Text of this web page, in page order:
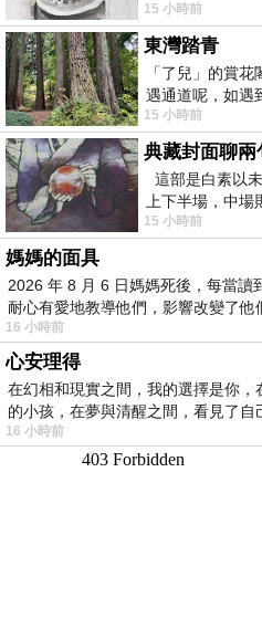
15 小時前
東灣踏青
「了兒」的賞
遇通道呢，如遇
細賞。
15 小時前
典藏封面聊兩
這部是白素以
上下半場，中
景影射西藏境外
15 小時前
媽媽的面具
2026 年 8 月 6 日媽媽死後，每當讀
耐心有愛地教導他們，影響改變了
16 小時前
心安理得
在幻相和現實之間，我的選擇是你
的小孩，在夢與清醒之間，看見了
16 小時前